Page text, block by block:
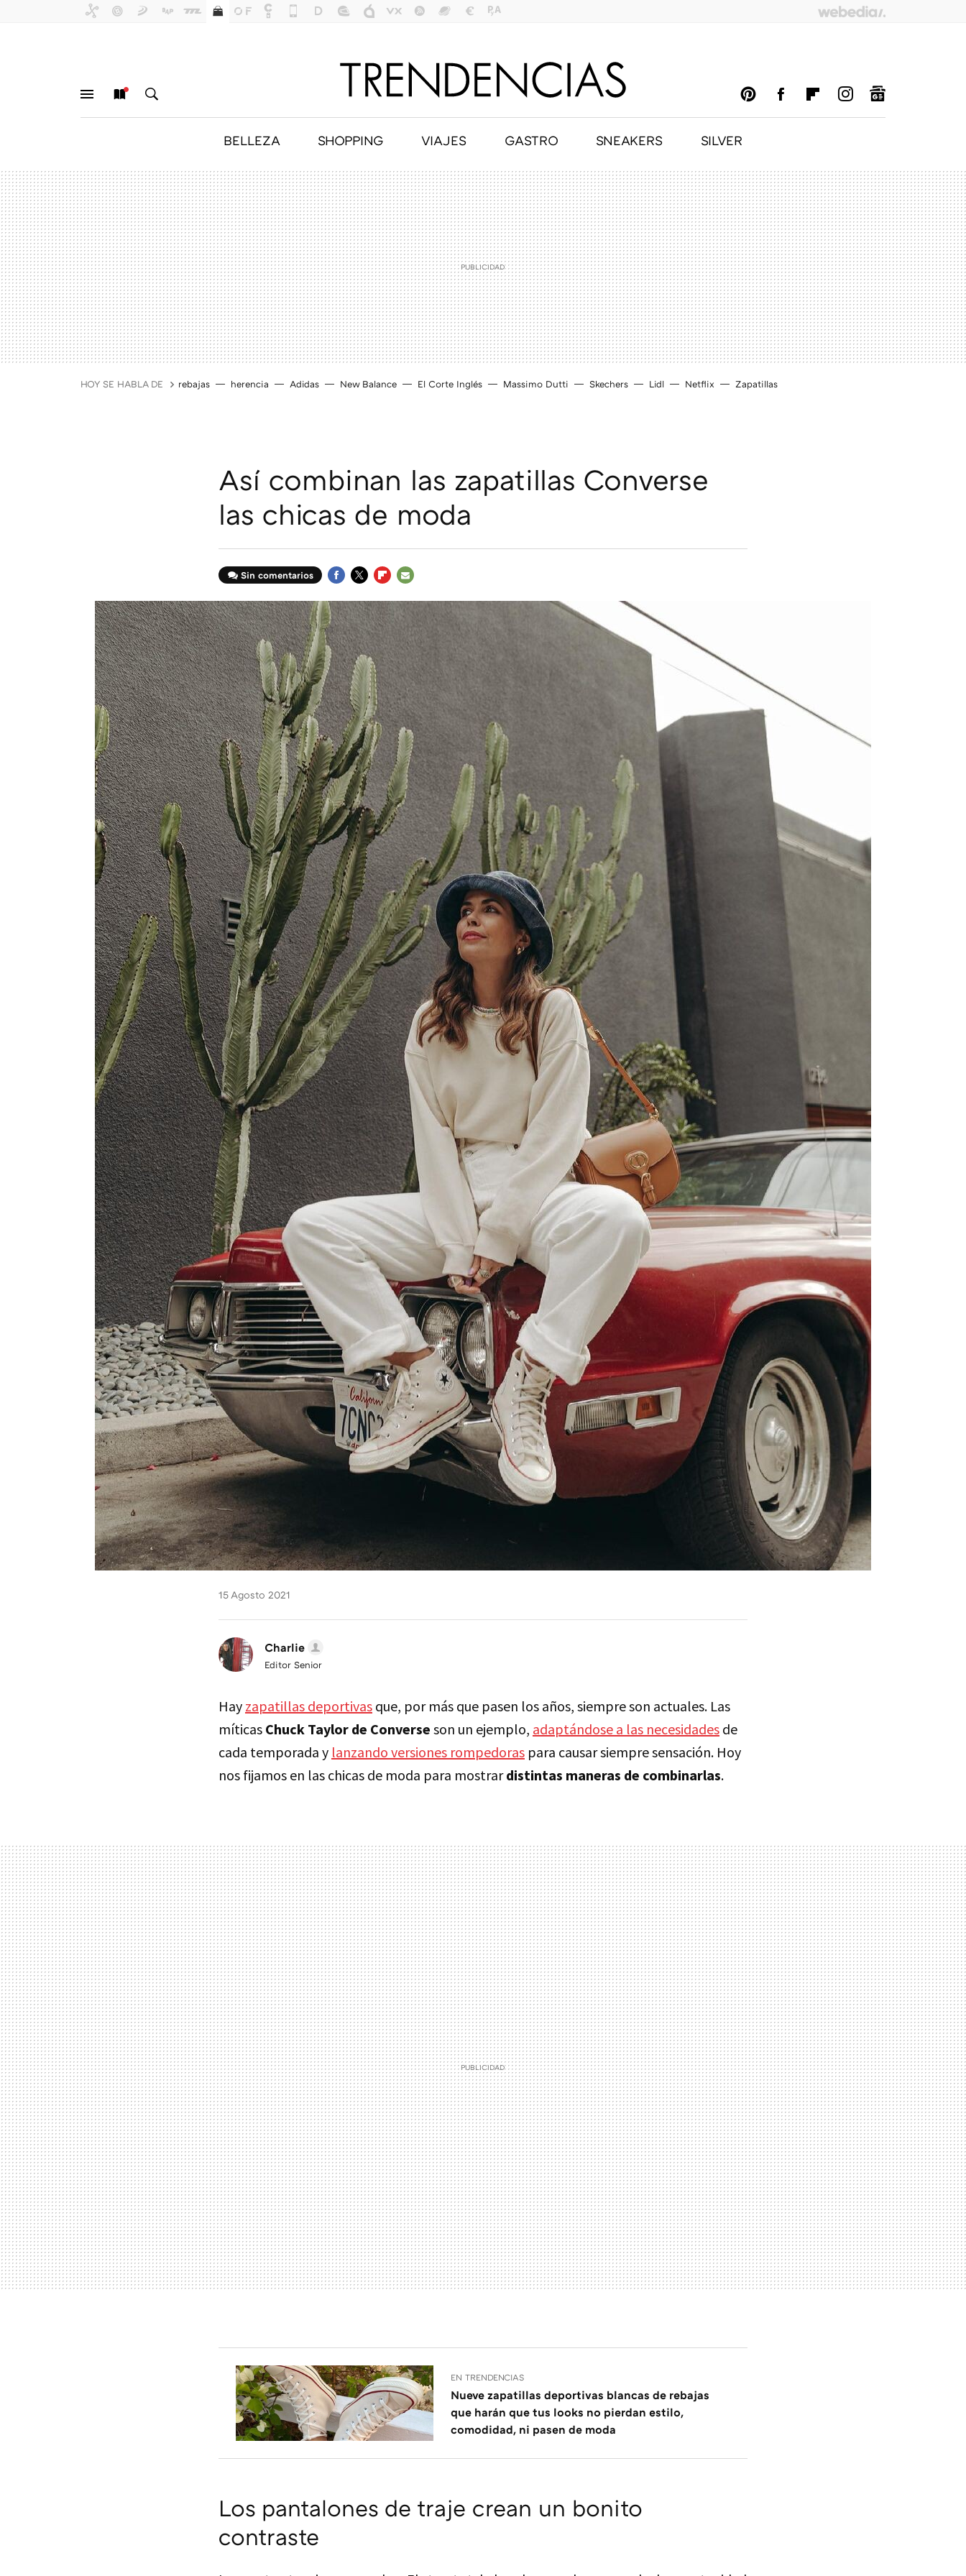
BELLEZA SHOPPING VIAJES GASTRO SNEAKERS SILVER
HOY SE HABLA DE rebajas herencia Adidas New Balance El Corte Inglés Massimo Dutti Skechers Lidl Netflix Zapatillas
Así combinan las zapatillas Converse
las chicas de moda
Sin comentarios
MAIL
15 Agosto 2021
Charlie
Editor Senior
Hay zapatillas deportivas que, por más que pasen los años, siempre son actuales. Las
míticas Chuck Taylor de Converse son un ejemplo, adaptándose a las necesidades de
cada temporada y lanzando versiones rompedoras para causar siempre sensación. Hoy
nos fijamos en las chicas de moda para mostrardistintas maneras de combinarlas.
EN TRENDENCIAS
Nueve zapatillas deportivas blancas de rebajas
que harán que tus looks no pierdan estilo,
comodidad, ni pasen de moda
Los pantalones de traje crean un bonito
contraste